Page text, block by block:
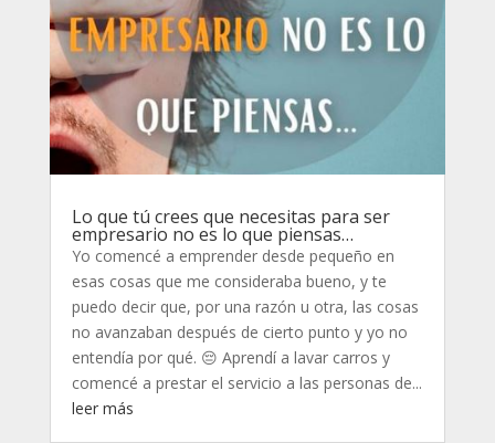
Lo que tú crees que necesitas para ser
empresario no es lo que piensas…
Yo comencé a emprender desde pequeño en
esas cosas que me consideraba bueno, y te
puedo decir que, por una razón u otra, las cosas
no avanzaban después de cierto punto y yo no
entendía por qué. 😔 Aprendí a lavar carros y
comencé a prestar el servicio a las personas de...
leer más